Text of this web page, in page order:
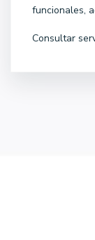
funcionales,
Consultar